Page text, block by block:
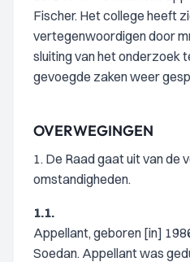
Fischer. Het college heeft
vertegenwoordigen door mr.
sluiting van het onderzoek
gevoegde zaken weer
OVERWEGINGEN
1. De Raad gaat uit van de
omstandigheden.
1.1.
Appellant, geboren [in]
Soedan. Appellant was